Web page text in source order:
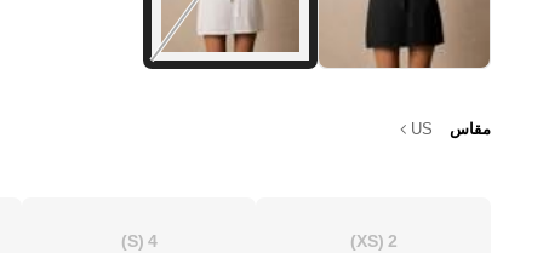
مقاس US
2
(XS)
4
(S)